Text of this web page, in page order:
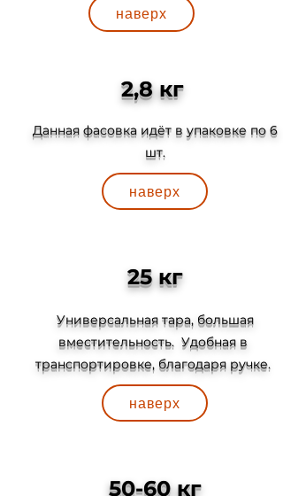
наверх
2,8 кг
Данная фасовка идёт в упаковке по 6
шт.
наверх
25 кг
Универсальная тара, большая
вместительность. Удобная в
транспортировке, благодаря ручке.
наверх
50-60 кг